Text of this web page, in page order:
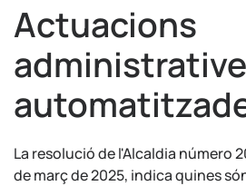
Actuacions
La resolució de l'Alcaldia número
de març de 2025, indica quines